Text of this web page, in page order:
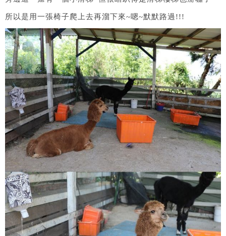
所以是用一張椅子爬上去再溜下來~嗯~默默路過!!!